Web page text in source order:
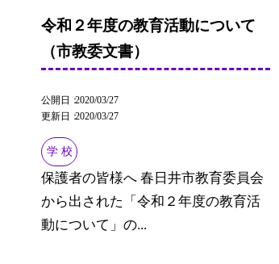
令和２年度の教育活動について
（市教委文書）
公開日
2020/03/27
更新日
2020/03/27
学 校
保護者の皆様へ 春日井市教育委員会
から出された「令和２年度の教育活
動について」の...